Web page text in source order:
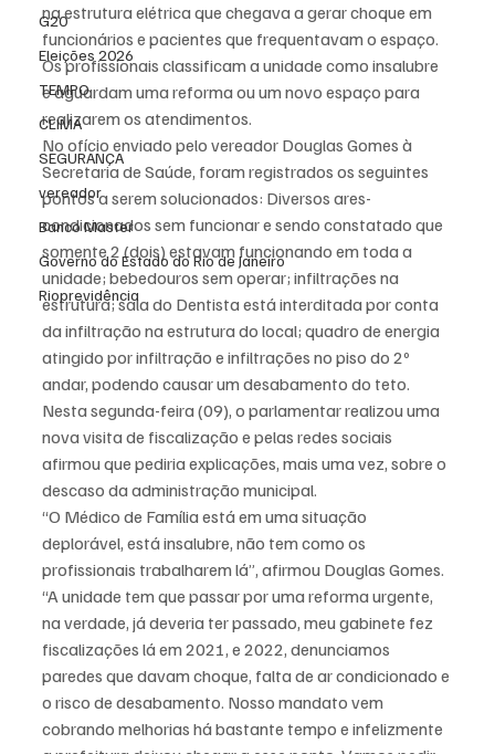
G20
Eleições 2026
TEMPO
CLIMA
SEGURANÇA
vereador
Banco Master
Governo do Estado do Rio de Janeiro
Rioprevidência
na estrutura elétrica que chegava a gerar choque em
funcionários e pacientes que frequentavam o espaço.
Os profissionais classificam a unidade como insalubre
e aguardam uma reforma ou um novo espaço para
realizarem os atendimentos.
No ofício enviado pelo vereador Douglas Gomes à
Secretaria de Saúde, foram registrados os seguintes
pontos a serem solucionados: Diversos ares-
condicionados sem funcionar e sendo constatado que
somente 2 (dois) estavam funcionando em toda a
unidade; bebedouros sem operar; infiltrações na
estrutura; sala do Dentista está interditada por conta
da infiltração na estrutura do local; quadro de energia
atingido por infiltração e infiltrações no piso do 2º
andar, podendo causar um desabamento do teto.
Nesta segunda-feira (09), o parlamentar realizou uma
nova visita de fiscalização e pelas redes sociais
afirmou que pediria explicações, mais uma vez, sobre o
descaso da administração municipal.
“O Médico de Família está em uma situação
deplorável, está insalubre, não tem como os
profissionais trabalharem lá”, afirmou Douglas Gomes.
“A unidade tem que passar por uma reforma urgente,
na verdade, já deveria ter passado, meu gabinete fez
fiscalizações lá em 2021, e 2022, denunciamos
paredes que davam choque, falta de ar condicionado e
o risco de desabamento. Nosso mandato vem
cobrando melhorias há bastante tempo e infelizmente